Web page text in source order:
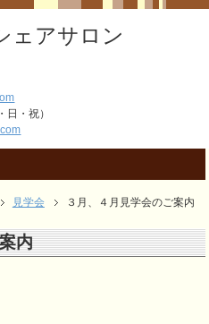
ェアサロン
・祝）
見学会 ３月、４月見学会のご案内
内